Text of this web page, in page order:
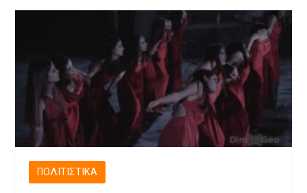
ΠΟΛΙΤΙΣΤΙΚΆ